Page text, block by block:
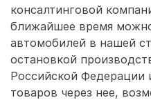
консалтинговой
ближайшее время
автомобилей в нашей
остановкой
Российской Федерации
товаров через нее,